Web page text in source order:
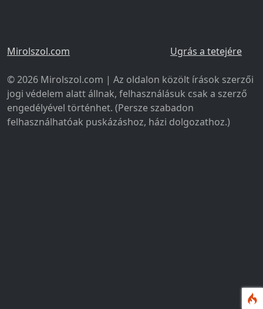
Ugrás a tetejére
Mirolszol.com
© 2026 Mirolszol.com | Az oldalon közölt írások szerzői
jogi védelem alatt állnak, felhasználásuk csak a szerző
engedélyével történhet. (Persze szabadon
felhasználhatóak puskázáshoz, házi dolgozathoz.)